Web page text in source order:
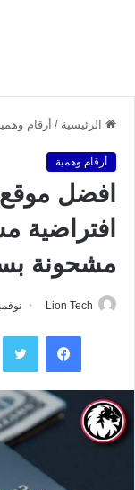
الرئيسية / أرقام
أرقام وهمية
افضل موقع
مشحونة
Lion Tech نوفمبر 2,
فيسبوك